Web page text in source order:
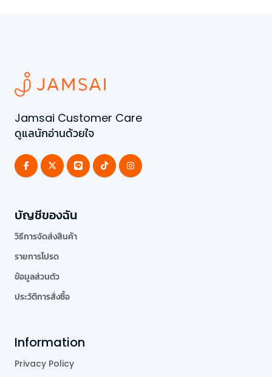
Jamsai Customer Care
ดูแลนักอ่านด้วยใจ
บัญชีของฉัน
วิธีการจัดส่งสินค้า
รายการโปรด
ข้อมูลส่วนตัว
ประวัติการสั่งซื้อ
Information
Privacy Policy